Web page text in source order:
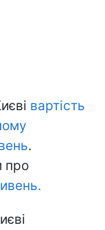
вартість
.
про